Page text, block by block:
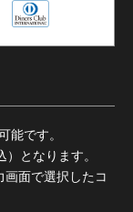
能です。
となります。
画面で選択したコ